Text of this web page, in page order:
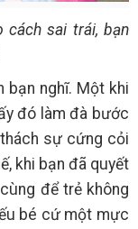
cách sai trái, bạn
bạn nghĩ. Một khi
đó làm đà bước
sự cứng cỏi
khi bạn đã quyết
để trẻ không
bé cứ một mực